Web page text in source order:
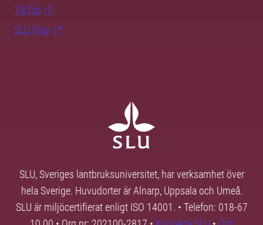
TikTok
SLU Play
SLU, Sveriges lantbruksuniversitet, har verksamhet över
hela Sverige. Huvudorter är Alnarp, Uppsala och Umeå.
SLU är miljöcertifierat enligt ISO 14001. • Telefon: 018-67